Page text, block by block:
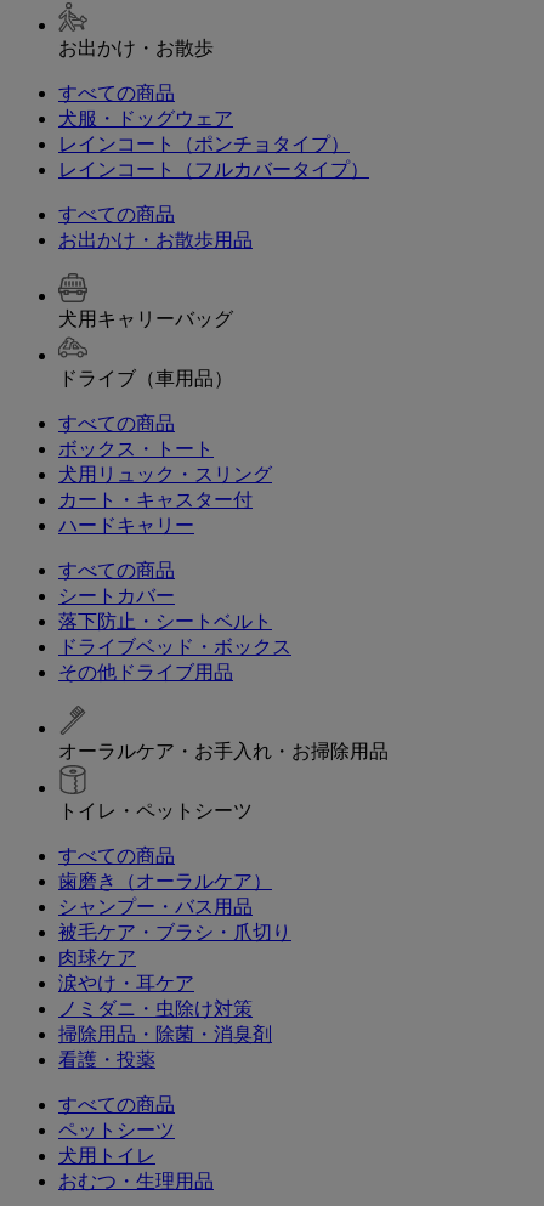
お出かけ・お散歩
すべての商品
犬服・ドッグウェア
レインコート（ポンチョタイプ）
レインコート（フルカバータイプ）
すべての商品
お出かけ・お散歩用品
犬用キャリーバッグ
ドライブ（車用品）
すべての商品
ボックス・トート
犬用リュック・スリング
カート・キャスター付
ハードキャリー
すべての商品
シートカバー
落下防止・シートベルト
ドライブベッド・ボックス
その他ドライブ用品
オーラルケア・お手入れ・お掃除用品
トイレ・ペットシーツ
すべての商品
歯磨き（オーラルケア）
シャンプー・バス用品
被毛ケア・ブラシ・爪切り
肉球ケア
涙やけ・耳ケア
ノミダニ・虫除け対策
掃除用品・除菌・消臭剤
看護・投薬
すべての商品
ペットシーツ
犬用トイレ
おむつ・生理用品